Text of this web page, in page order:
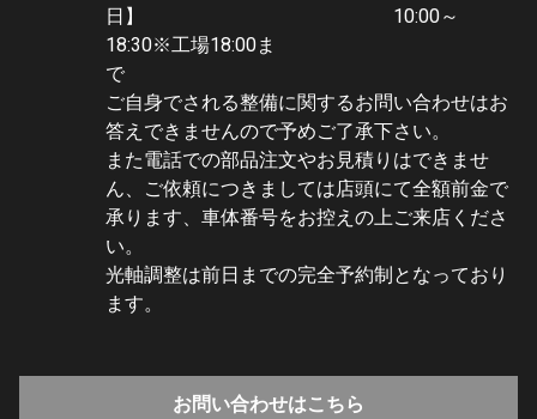
日】 10:00～
18:30※工場18:00ま
で
ご自身でされる整備に関するお問い合わせはお
答えできませんので予めご了承下さい。
また電話での部品注文やお見積りはできませ
ん、ご依頼につきましては店頭にて全額前金で
承ります、車体番号をお控えの上ご来店くださ
い。
光軸調整は前日までの完全予約制となっており
ます。
お問い合わせはこちら